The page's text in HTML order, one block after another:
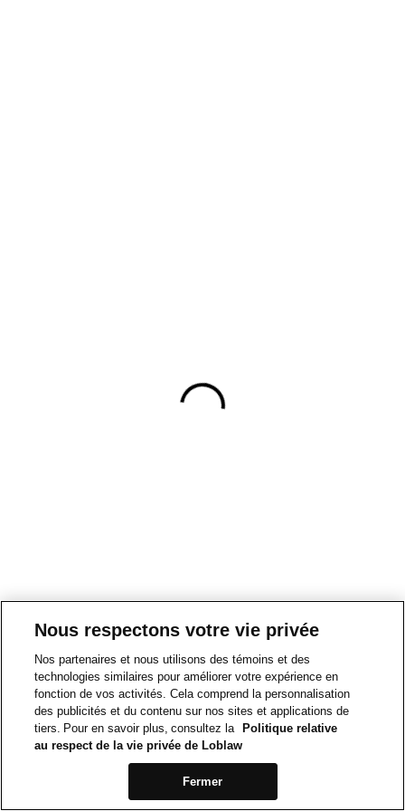
Nous respectons votre vie privée
Nos partenaires et nous utilisons des témoins et des
technologies similaires pour améliorer votre expérience en
fonction de vos activités. Cela comprend la personnalisation
des publicités et du contenu sur nos sites et applications de
tiers. Pour en savoir plus, consultez la
Politique relative
au respect de la vie privée de Loblaw
Fermer